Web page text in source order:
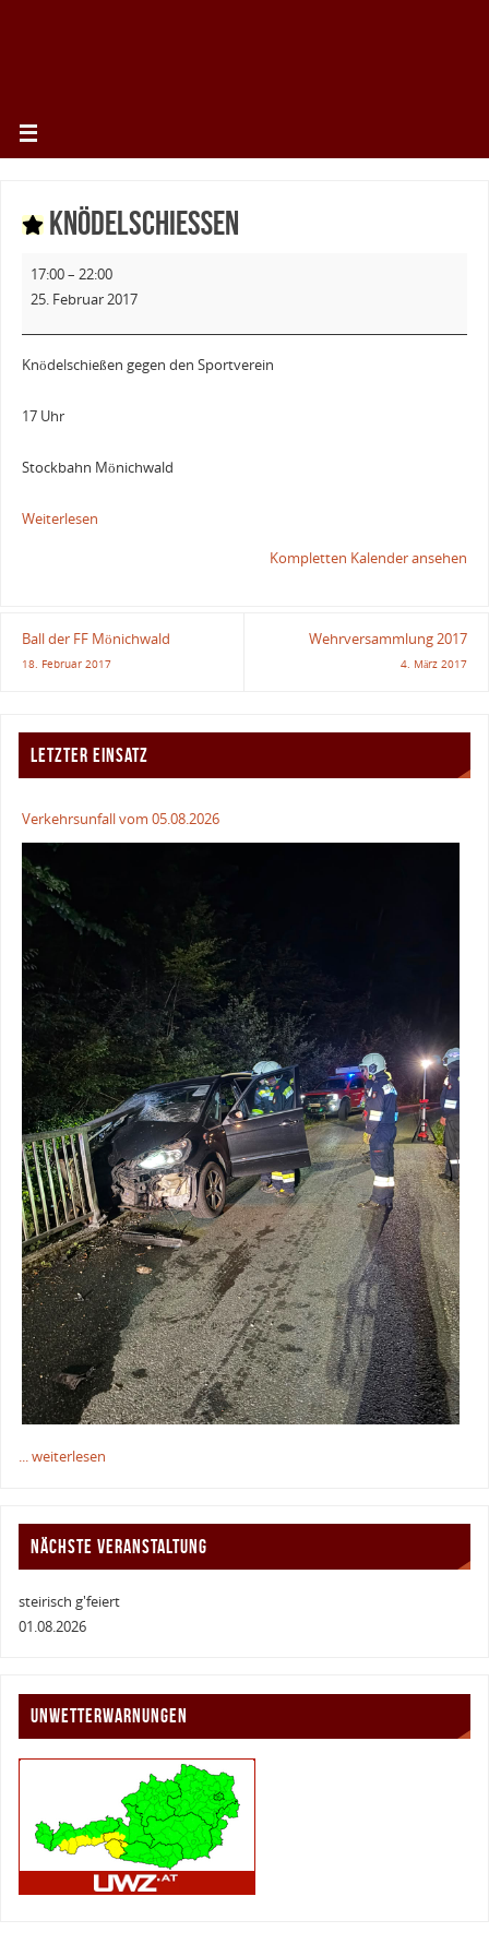
Knödelschießen
17:00– 22:00
25. Februar 2017
Knödelschießen gegen den Sportverein
17 Uhr
Stockbahn Mönichwald
Weiterlesen
Kompletten Kalender ansehen
Ball der FF Mönichwald
18. Februar 2017
Wehrversammlung 2017
4. März 2017
LETZTER EINSATZ
Verkehrsunfall vom 05.08.2026
... weiterlesen
NÄCHSTE VERANSTALTUNG
steirisch g'feiert
01.08.2026
UNWETTERWARNUNGEN